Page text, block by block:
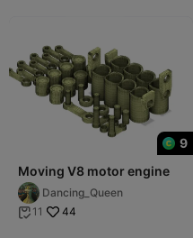
9
Moving V8 motor engine
Dancing_Queen
 11 44